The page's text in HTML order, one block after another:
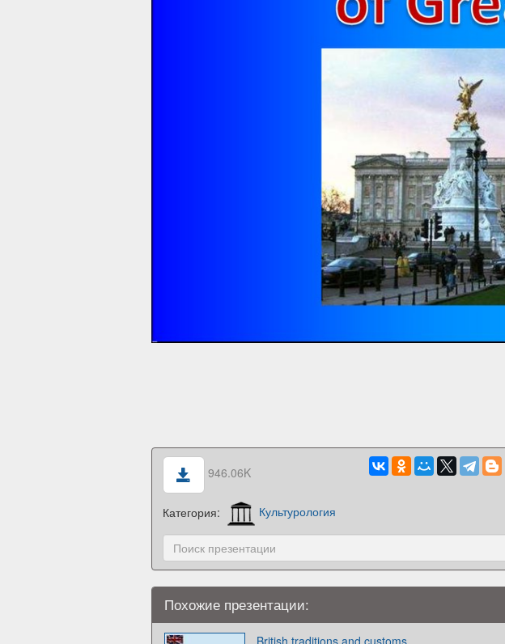
946.06K
Категория: Культурология
Похожие презентации:
British traditions and customs